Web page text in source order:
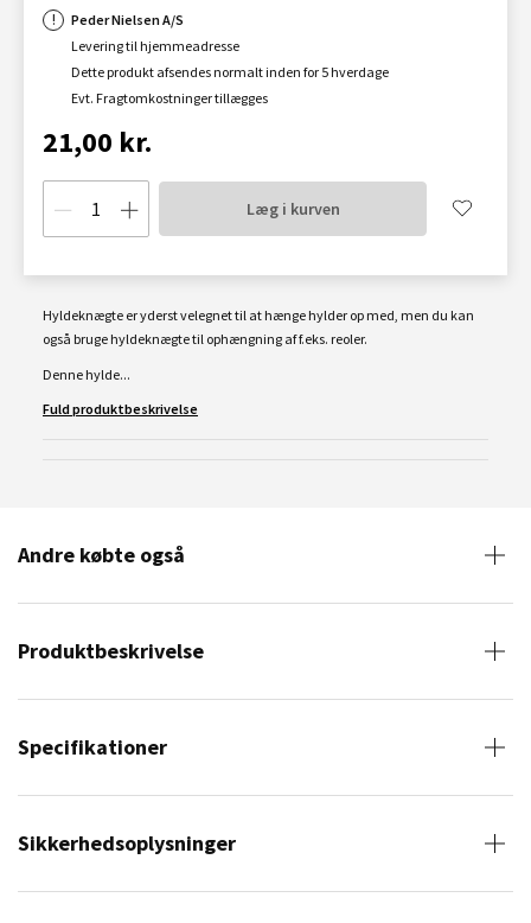
Peder Nielsen A/S
Levering til hjemmeadresse
Dette produkt afsendes normalt inden for 5 hverdage
Evt. Fragtomkostninger tillægges
21,00 kr.
Læg i kurven
Hyldeknægte er yderst velegnet til at hænge hylder op med, men du kan
også bruge hyldeknægte til ophængning af f.eks. reoler.
Denne hylde...
Fuld produktbeskrivelse
Andre købte også
Produktbeskrivelse
Specifikationer
Sikkerhedsoplysninger